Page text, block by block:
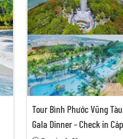
Tour Bình Phước Vũng
Gala Dinner - Check in